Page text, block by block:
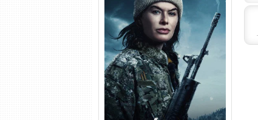
Balística Torrent (2025) WEB-
DL 1080p Dual Áudio